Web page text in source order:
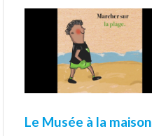
Le Musée à la maison